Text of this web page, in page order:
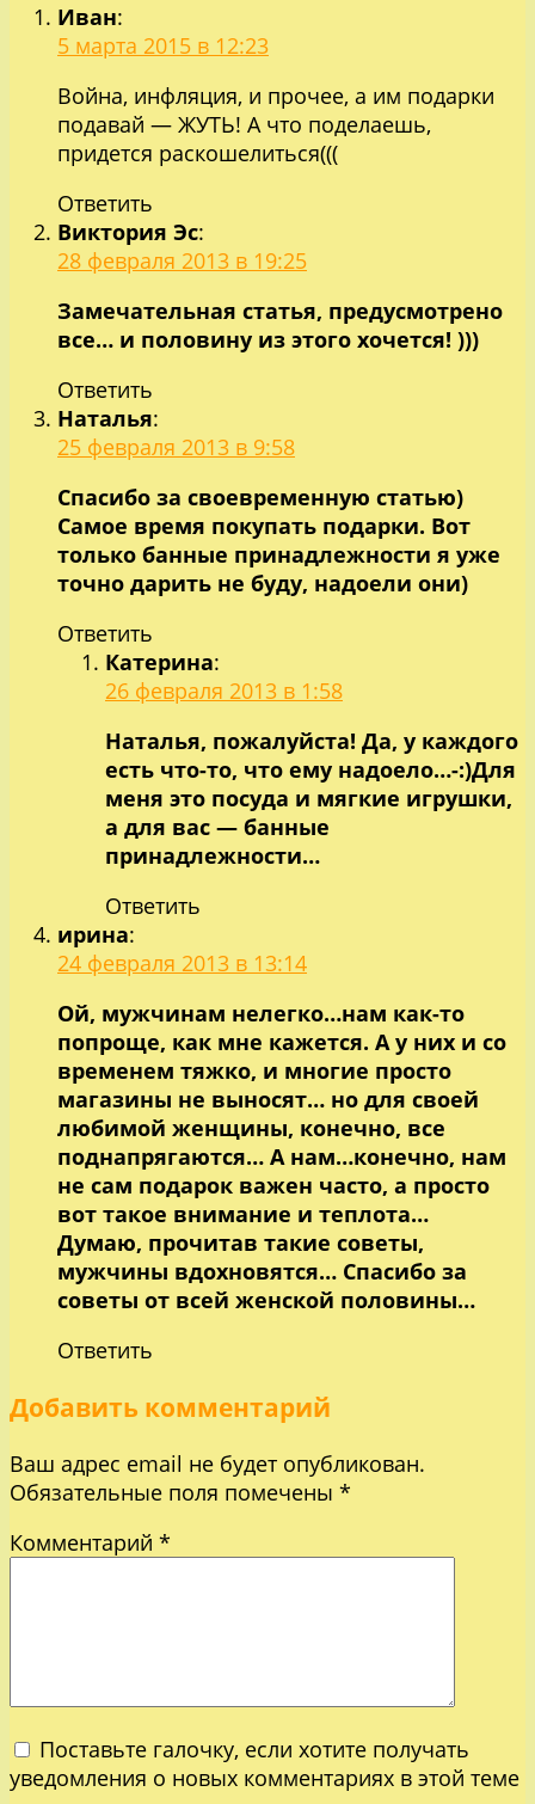
Иван:
5 марта 2015 в 12:23
Война, инфляция, и прочее, а им подарки
подавай — ЖУТЬ! А что поделаешь,
придется раскошелиться(((
Ответить
Виктория Эс:
28 февраля 2013 в 19:25
Замечательная статья, предусмотрено
все… и половину из этого хочется! )))
Ответить
Наталья:
25 февраля 2013 в 9:58
Спасибо за своевременную статью)
Самое время покупать подарки. Вот
только банные принадлежности я уже
точно дарить не буду, надоели они)
Ответить
Катерина:
26 февраля 2013 в 1:58
Наталья, пожалуйста! Да, у каждого
есть что-то, что ему надоело…-:)Для
меня это посуда и мягкие игрушки,
а для вас — банные
принадлежности…
Ответить
ирина:
24 февраля 2013 в 13:14
Ой, мужчинам нелегко…нам как-то
попроще, как мне кажется. А у них и со
временем тяжко, и многие просто
магазины не выносят… но для своей
любимой женщины, конечно, все
поднапрягаются… А нам…конечно, нам
не сам подарок важен часто, а просто
вот такое внимание и теплота…
Думаю, прочитав такие советы,
мужчины вдохновятся… Спасибо за
советы от всей женской половины…
Ответить
Добавить комментарий
Ваш адрес email не будет опубликован.
Обязательные поля помечены *
Комментарий *
Поставьте галочку, если хотите получать
уведомления о новых комментариях в этой теме